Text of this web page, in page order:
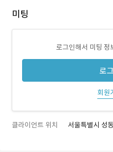
미팅
로그인해서 미팅 정
로
회원
클라이언트 위치 서울특별시 성